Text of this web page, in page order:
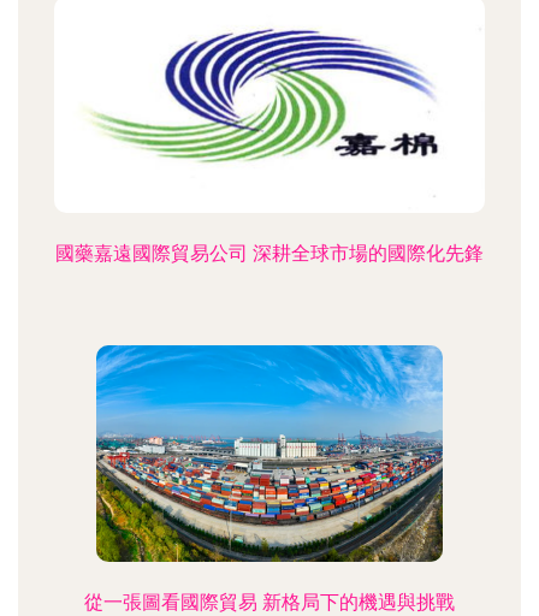
國藥嘉遠國際貿易公司 深耕全球市場的國際化先鋒
從一張圖看國際貿易 新格局下的機遇與挑戰